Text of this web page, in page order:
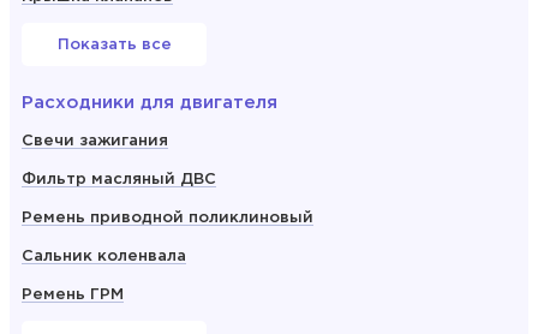
Показать все
Расходники для двигателя
Свечи зажигания
Фильтр масляный ДВС
Ремень приводной поликлиновый
Сальник коленвала
Ремень ГРМ